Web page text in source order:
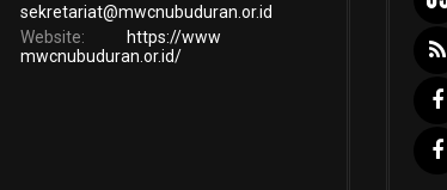
sekretariat@mwcnubuduran.or.id
Website:
https://www
mwcnubuduran.or.id/